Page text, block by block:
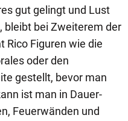
gut gelingt und Lust
bleibt bei Zweiterem der
Rico Figuren wie die
oder den
gestellt, bevor man
ist man in Dauer-
Feuerwänden und